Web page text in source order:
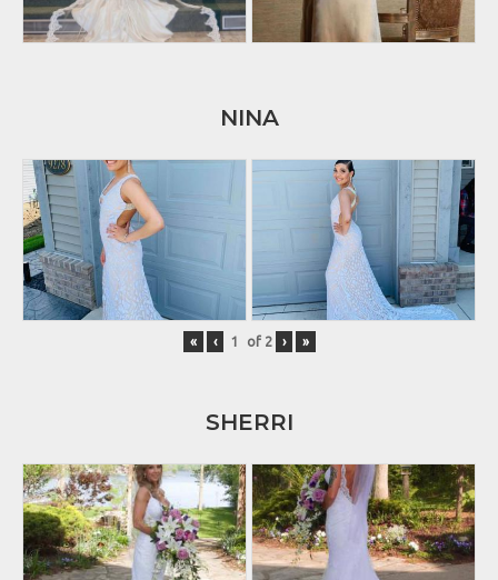
NINA
« ‹ of 2 › »
SHERRI